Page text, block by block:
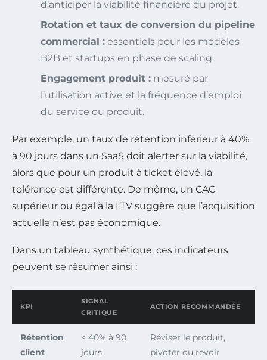
d’anticiper la viabilité financière du projet.
Rotation et taux de conversion du pipeline
commercial : essentiels pour les modèles
B2B et startups en phase de scaling.
Engagement produit : mesuré par
l’utilisation active et la fréquence d’emploi
du service ou produit.
Par exemple, un taux de rétention inférieur à 40%
à 90 jours dans un SaaS doit alerter sur la viabilité,
alors que pour un produit à ticket élevé, la
tolérance est différente. De même, un CAC
supérieur ou égal à la LTV suggère que l’acquisition
actuelle n’est pas économique.
Dans un tableau synthétique, ces indicateurs
peuvent se résumer ainsi :
KPI
SIGNAL
CRITIQUE
ACTION RECOMMANDÉE
Rétention
client
< 40% à 90
jours
Réviser le produit,
pivoter ou revoir